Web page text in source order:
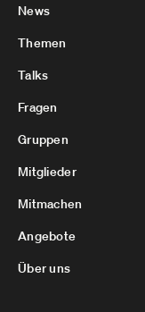
News
Themen
Talks
Fragen
Gruppen
Mitglieder
Mitmachen
Angebote
Über uns